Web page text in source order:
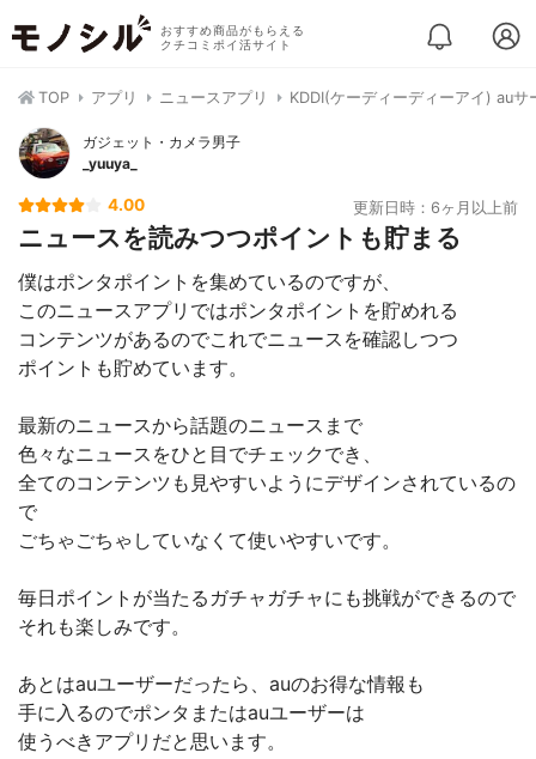
おすすめ商品がもらえる
クチコミポイ活サイト
TOP アプリ ニュースアプリ KDDI(ケーディーディーアイ) auサ
ガジェット・カメラ男子
_yuuya_
4.00 更新日時：6ヶ月以上前
ニュースを読みつつポイントも貯まる
僕はポンタポイントを集めているのですが、
このニュースアプリではポンタポイントを貯めれる
コンテンツがあるのでこれでニュースを確認しつつ
ポイントも貯めています。
最新のニュースから話題のニュースまで
色々なニュースをひと目でチェックでき、
全てのコンテンツも見やすいようにデザインされているの
で
ごちゃごちゃしていなくて使いやすいです。
毎日ポイントが当たるガチャガチャにも挑戦ができるので
それも楽しみです。
あとはauユーザーだったら、auのお得な情報も
手に入るのでポンタまたはauユーザーは
使うべきアプリだと思います。